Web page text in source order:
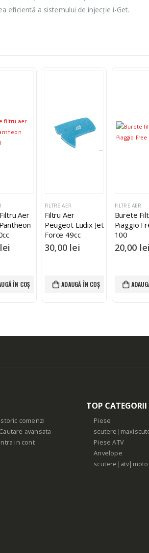
eficientă a sistemului de injecție i-Get.
Aer
lei
ÎN COȘ
FILTRE AER
Filtru Aer
Peugeot Ludix Jet
Force 49cc
30,00 lei
ADAUGĂ ÎN COȘ
FILTRE AER
Burete
Piaggio
100
20,00 lei
Istoric comenzi
Cautare avansata
Intra in cont
TOP CATEGORII
Piese
Piese ATV
Anvelope